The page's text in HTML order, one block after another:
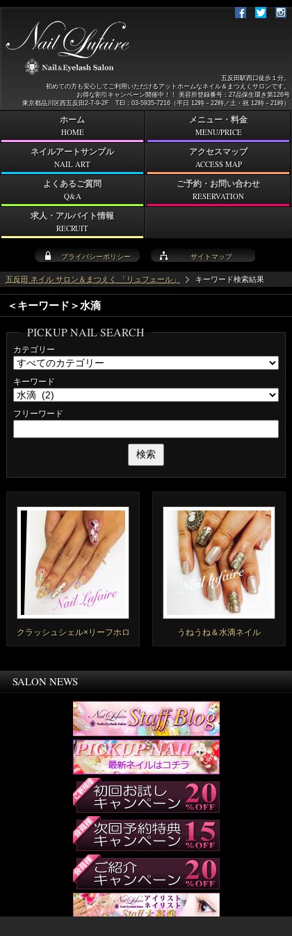
五反田 ネイル サロン＆まつえく 「リュフェール」 キーワード検索結果
＜キーワード＞水滴
PICKUP NAIL SEARCH
カテゴリー
キーワード
フリーワード
クラッシュシェル×リーフホロ うねうね＆水滴ネイル
SALON NEWS
プライバシーポリシー サイトマップ
五反田駅西口徒歩１分。
初めての方も安心してご利用いただけるアットホームなネイル＆まつえくサロンです。
お得な割引キャンペーン開催中！！ 美容所登録番号：27品保生環き第126号
東京都品川区西五反田2-7-9-2F TEl：03-5935-7216（平日 12時－22時／土・祝 12時－21時）
ホーム
HOME
メニュー・料金
MENU/PRICE
ネイルアートサンプル
NAIL ART
アクセスマップ
ACCESS MAP
よくあるご質問
Q&A
ご予約・お問い合わせ
RESERVATION
求人・アルバイト情報
RECRUIT